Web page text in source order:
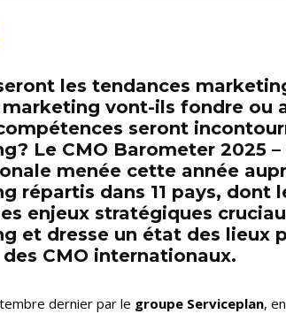
les tendances
vont-ils fondre ou
seront
Le CMO Barometer 2025
menée cette année
répartis dans 11 pays, dont
enjeux stratégiques
et dresse un état des lieux
CMO internationaux.
dernier par le groupe Serviceplan,